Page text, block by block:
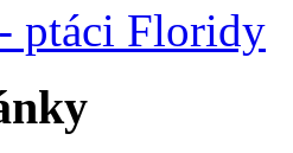
ptáci Floridy